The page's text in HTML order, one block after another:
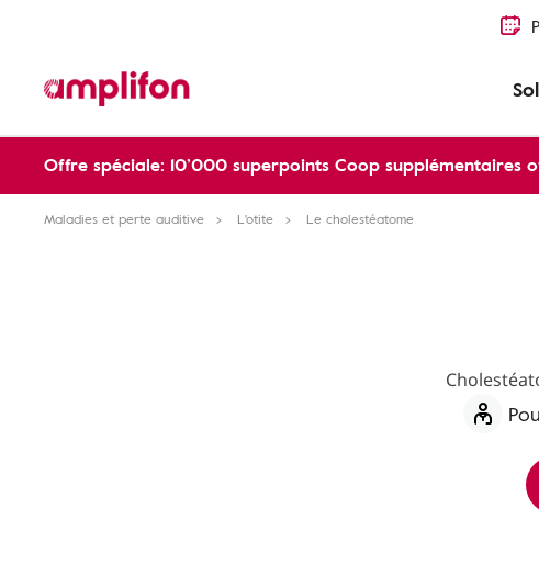
Offre spéciale: 10’000 superpoints Coop supplémentaires
Maladies et perte auditive L'otite Le cholestéatome